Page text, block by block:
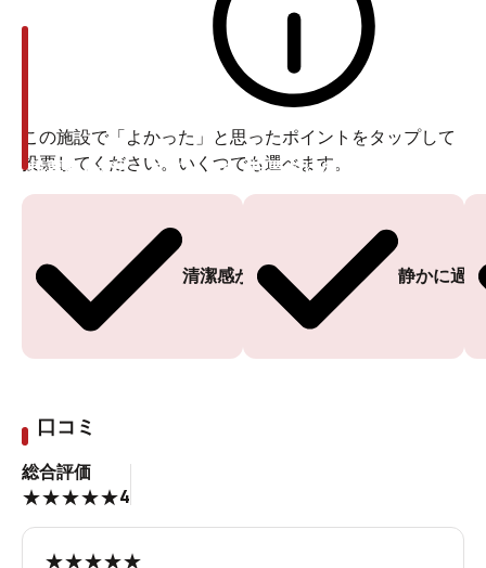
この施設で「よかった」と思ったポイントをタップして
投票してください。いくつでも選べます。
清潔感がある
投票ありがとうございます
静かに過
投票ありがとうございます
口コミ
総合評価
★★★★★4
★★★★★